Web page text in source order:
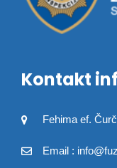
Kontakt
Fehima ef.
Email :